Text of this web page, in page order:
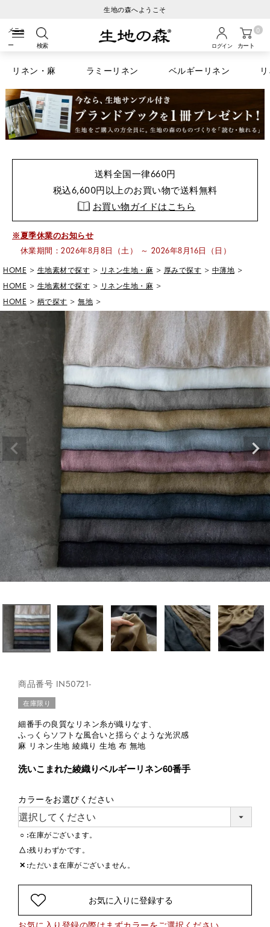
ご注文から3営業日以内の発送
検索 ログイン カート
0
リネン・麻 ラミーリネン ベルギーリネン
送料全国一律660円
税込6,600円以上のお買い物で送料無料
お買い物ガイドはこちら
※夏季休業のお知らせ
休業期間：2026年8月8日（土） ～ 2026年8月16日（日）
HOME 生地素材で探す リネン生地・麻 厚みで探す
中薄地
HOME
生地素材で探す
リネン生地・麻
HOME
柄で探す 無地
商品番号 IN50721-
在庫限り
細番手の良質なリネン糸が織りなす、
ふっくらソフトな風合いと揺らぐような光沢感
麻 リネン生地 綾織り 生地 布 無地
洗いこまれた綾織りベルギーリネン60番手
カラーをお選びください
○ 在庫がございます。
△ 残りわずかです。
✕ ただいま在庫がございません。
お気に入りに登録する